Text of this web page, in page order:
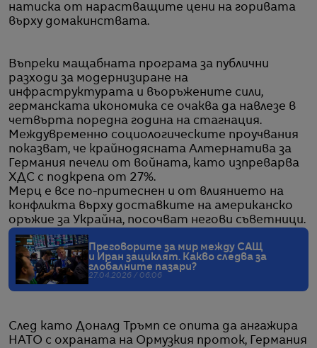
натиска от нарастващите цени на горивата
върху домакинствата.
Въпреки мащабната програма за публични
разходи за модернизиране на
инфраструктурата и въоръжените сили,
германската икономика се очаква да навлезе в
четвърта поредна година на стагнация.
Междувременно социологическите проучвания
показват, че крайнодясната Алтернатива за
Германия печели от войната, като изпреварва
ХДС с подкрепа от 27%.
Мерц е все по-притеснен и от влиянието на
конфликта върху доставките на американско
оръжие за Украйна, посочват негови съветници.
Преговорите за мир между САЩ
и Иран зациклят. Какво следва за
глобалните пазари?
27.04.2026 / 06:06
След като Доналд Тръмп се опита да ангажира
НАТО с охраната на Ормузкия проток, Германия